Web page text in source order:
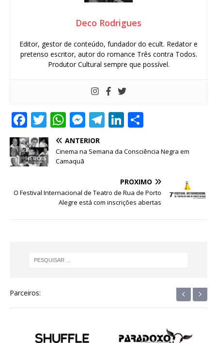
Deco Rodrigues
Editor, gestor de conteúdo, fundador do ecult. Redator e
pretenso escritor, autor do romance Três contra Todos.
Produtor Cultural sempre que possível.
F
a
c
e
o
T
w
it
te
W
h
at
s
p
p
M
e
ss
g
T
e
m
Li
k
dI
n
ar
ANTERIOR
Cinema na Semana da Consciência Negra em
Camaquã
PRÓXIMO
O Festival Internacional de Teatro de Rua de Porto
Alegre está com inscrições abertas
Parceiros: ‹ ›